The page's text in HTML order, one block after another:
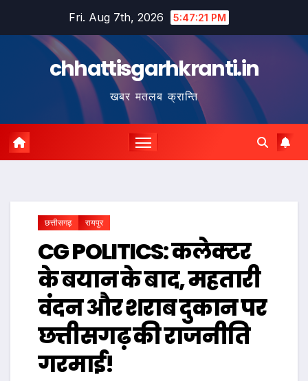
Fri. Aug 7th, 2026 5:47:22 PM
chhattisgarhkranti.in
खबर मतलब क्रान्ति
छत्तीसगढ़ रायपुर
CG POLITICS: कलेक्टर
के बयान के बाद, महतारी
वंदन और शराब दुकान पर
छत्तीसगढ़ की राजनीति
गरमाई!